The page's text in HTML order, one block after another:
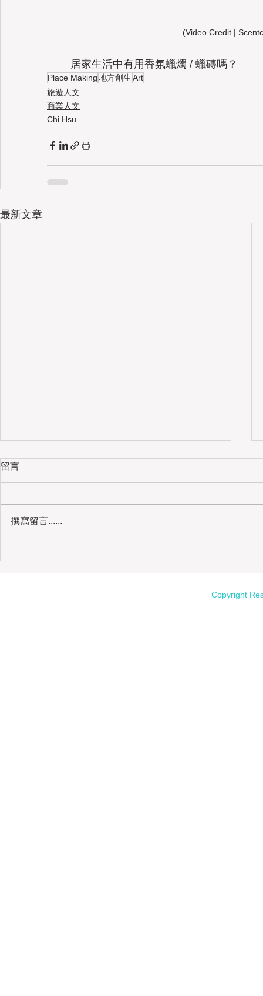
(Video Credit |
	居家生活中有用香氛蠟燭 / 蠟磚嗎？
Place Making地方創生Art
旅遊人文
商業人文
Chi Hsu
最新文章
留言
撰寫留言......
Copyright